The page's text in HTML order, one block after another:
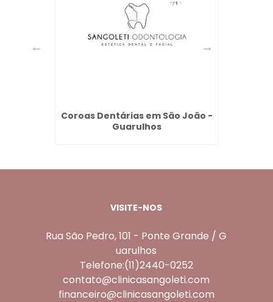
Coroas Dentárias em São João -
Guarulhos
VISITE-NOS
Rua São Pedro, 101 - Ponte Grande / G
uarulhos
Telefone:(11)2440-0252
contato@clinicasangoleti.com
financeiro@clinicasangoleti.com